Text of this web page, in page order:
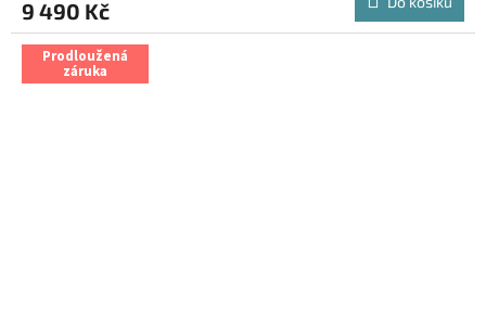
A
9 490 Kč
Prodloužená
záruka